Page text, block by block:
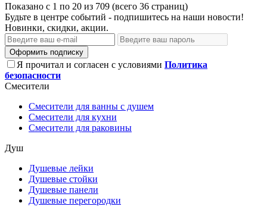
Показано с 1 по 20 из 709 (всего 36 страниц)
Будьте в центре событий - подпишитесь на наши новости!
Новинки, скидки, акции.
Оформить подписку
Я прочитал и согласен с условиями Политика
безопасности
Смесители
Смесители для ванны с душем
Смесители для кухни
Смесители для раковины
Душ
Душевые лейки
Душевые стойки
Душевые панели
Душевые перегородки